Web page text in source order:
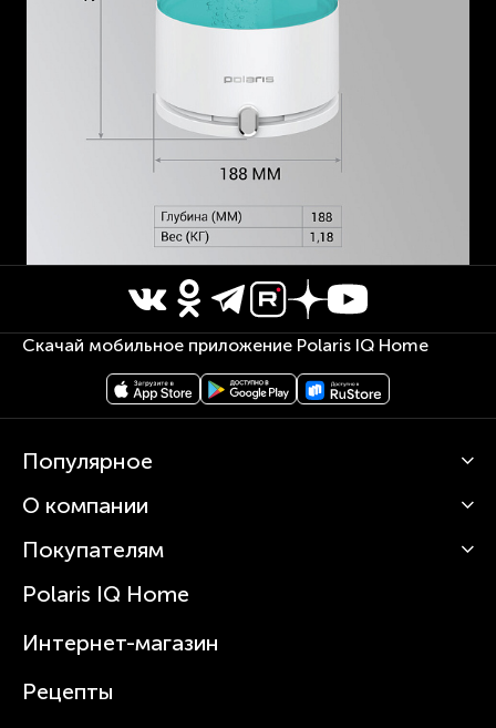
Скачай мобильное приложение Polaris IQ Home
Популярное
Кофемашины
Вертикальные пылесосы
Зубные щетки и ирригаторы
Увлажнители
Посуда
О компании
О Polaris
Статьи
Покупателям
Сервисные центры
Где купить
Polaris IQ Home
Интернет-магазин
Рецепты